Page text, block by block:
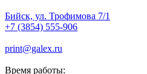
Бийск, ул. Трофимова 7/1
+7 (3854) 555-906
print@galex.ru
Время работы: